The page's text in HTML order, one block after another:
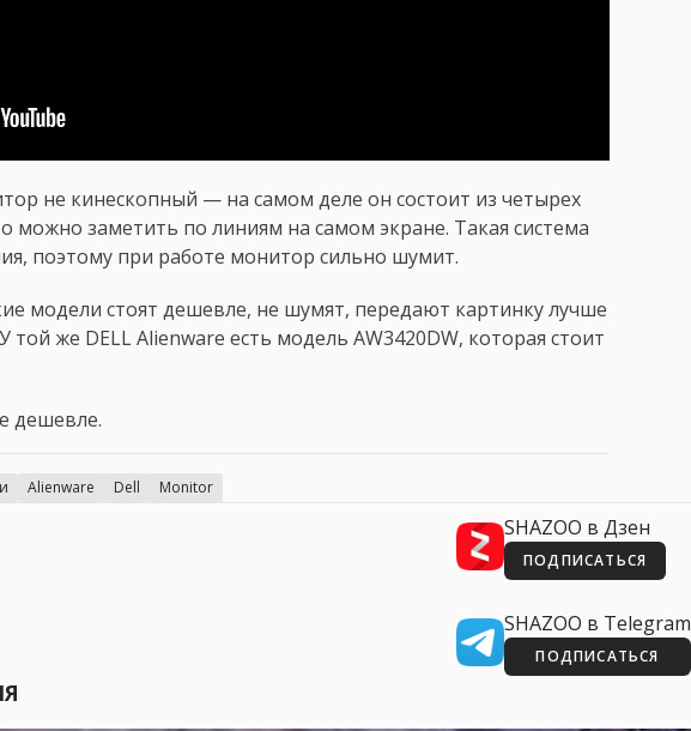
не кинескопный — на самом деле он состоит из четырех
можно заметить по линиям на самом экране. Такая система
поэтому при работе монитор сильно шумит.
модели стоят дешевле, не шумят, передают картинку лучше
же DELL Alienware есть модель AW3420DW, которая стоит
дешевле.
Alienware Dell Monitor
SHAZOO в Дзен
ПОДПИСАТЬСЯ
SHAZOO в Telegram
ПОДПИСАТЬСЯ